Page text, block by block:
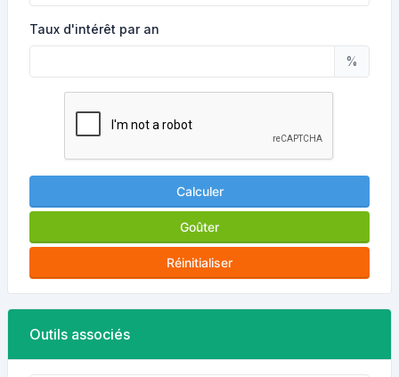
Taux d'intérêt par an
%
Calculer
Goûter
Réinitialiser
Outils associés